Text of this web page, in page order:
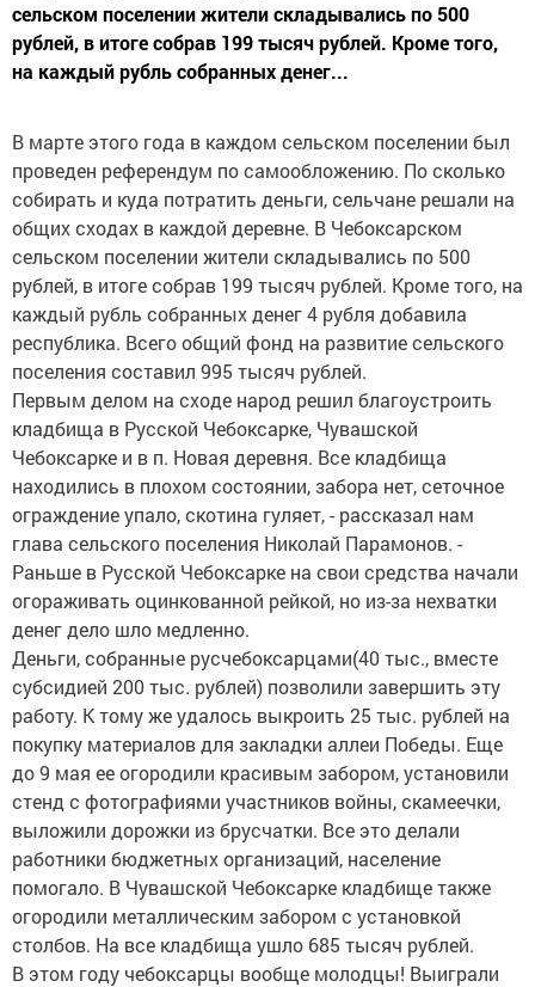
сельском поселении жители складывались по 500
рублей, в итоге собрав 199 тысяч рублей. Кроме того,
на каждый рубль собранных денег...
В марте этого года в каждом сельском поселении был
проведен референдум по самообложению. По сколько
собирать и куда потратить деньги, сельчане решали на
общих сходах в каждой деревне. В Чебоксарском
сельском поселении жители складывались по 500
рублей, в итоге собрав 199 тысяч рублей. Кроме того, на
каждый рубль собранных денег 4 рубля добавила
республика. Всего общий фонд на развитие сельского
поселения составил 995 тысяч рублей.
Первым делом на сходе народ решил благоустроить
кладбища в Русской Чебоксарке, Чувашской
Чебоксарке и в п. Новая деревня. Все кладбища
находились в плохом состоянии, забора нет, сеточное
ограждение упало, скотина гуляет, - рассказал нам
глава сельского поселения Николай Парамонов. -
Раньше в Русской Чебоксарке на свои средства начали
огораживать оцинкованной рейкой, но из-за нехватки
денег дело шло медленно.
Деньги, собранные русчебоксарцами(40 тыс., вместе
субсидией 200 тыс. рублей) позволили завершить эту
работу. К тому же удалось выкроить 25 тыс. рублей на
покупку материалов для закладки аллеи Победы. Еще
до 9 мая ее огородили красивым забором, установили
стенд с фотографиями участников войны, скамеечки,
выложили дорожки из брусчатки. Все это делали
работники бюджетных организаций, население
помогало. В Чувашской Чебоксарке кладбище также
огородили металлическим забором с установкой
столбов. На все кладбища ушло 685 тысяч рублей.
В этом году чебоксарцы вообще молодцы! Выиграли